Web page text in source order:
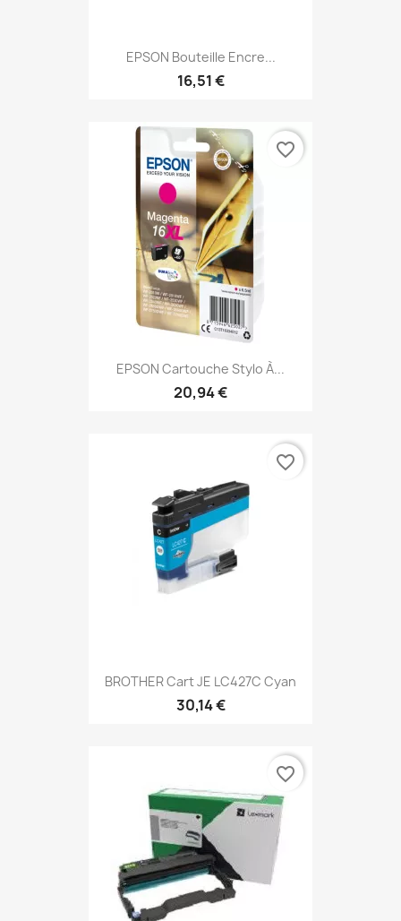
EPSON Bouteille Encre...
16,51 €
EPSON Cartouche Stylo À...
20,94 €
favorite_border
BROTHER Cart JE LC427C Cyan
30,14 €
favorite_border
favorite_border